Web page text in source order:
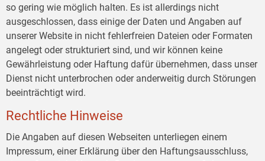
so gering wie möglich halten. Es ist allerdings nicht
ausgeschlossen, dass einige der Daten und Angaben auf
unserer Website in nicht fehlerfreien Dateien oder Formaten
angelegt oder strukturiert sind, und wir können keine
Gewährleistung oder Haftung dafür übernehmen, dass unser
Dienst nicht unterbrochen oder anderweitig durch Störungen
beeinträchtigt wird.
Rechtliche Hinweise
Die Angaben auf diesen Webseiten unterliegen einem
Impressum, einer Erklärung über den Haftungsausschluss,